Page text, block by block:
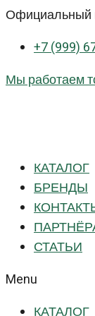
Перейти
контенту
Официальный
+7 (999)
Мы работаем
КАТАЛОГ
БРЕНДЫ
СТАТЬИ
Menu
КАТАЛОГ